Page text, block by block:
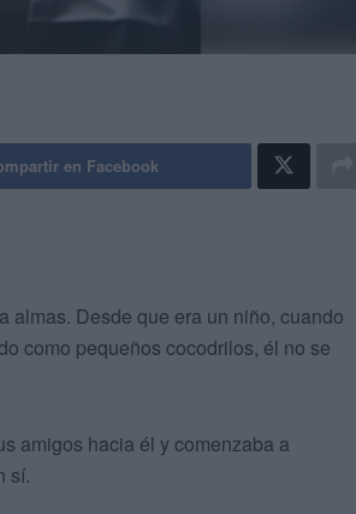
en Facebook
almas. Desde que era un niño, cuando
como pequeños cocodrilos, él no se
amigos hacia él y comenzaba a
sí.